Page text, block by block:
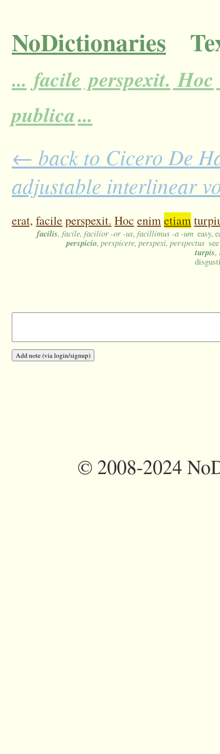
NoDictionaries
... facile perspexit. Hoc
publica...
← back to Cicero De
adjustable interlinear
erat, facile perspexit. Hoc enimetiam
facilis, facile, facilior -or -us, facillimus -a -um easy,
perspicio, perspicere, perspexi, perspectus
turpis,
©2008-2024